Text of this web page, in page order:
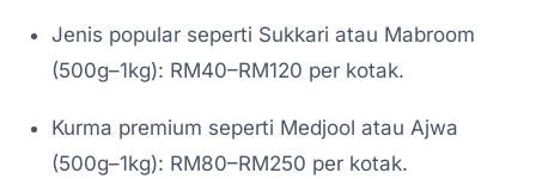
Jenis popular seperti Sukkari atau Mabroom
(500g–1kg): RM40–RM120 per kotak.
Kurma premium seperti Medjool atau Ajwa
(500g–1kg): RM80–RM250 per kotak.